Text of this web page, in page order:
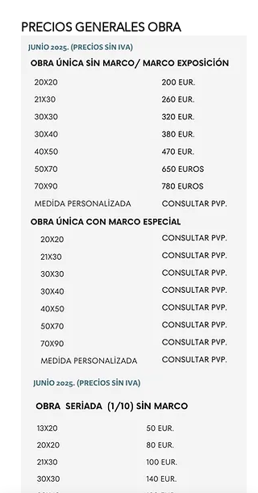
PRECIOS GENERALES OBRA